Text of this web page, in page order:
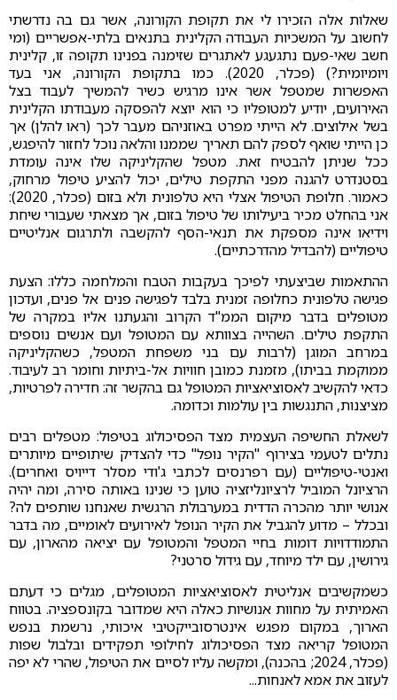
שאלות אלה הזכירו לי את תקופת הקורונה, אשר גם בה נדרשתי
לחשוב על המשכיות העבודה הקלינית בתנאים בלתי-אפשריים (ומי
חשב שאי-פעם נתגעגע לאתגרים שזימנה בפנינו תקופה זו, קלינית
ויומיומית?) (פכלר, 2020). כמו בתקופת הקורונה, אני בעד
האפשרות שמטפל אשר אינו מרגיש כשיר להמשיך לעבוד בצל
האירועים, יודיע למטופליו כי הוא יוצא להפסקה מעבודתו הקלינית
בשל אילוצים. לא הייתי מפרט באוזניהם מעבר לכך (ראו להלן) אך
כן הייתי שואף לספק להם תאריך שממנו והלאה נוכל לחזור להיפגש,
ככל שניתן להבטיח זאת. מטפל שהקליניקה שלו אינה עומדת
בסטנדרט להגנה מפני התקפת טילים, יכול להציע טיפול מרחוק,
כאמור. חלופת הטיפול אצלי היא טלפונית ולא בזום (פכלר, 2020):
אני בהחלט מכיר ביעילותו של טיפול בזום, אך מצאתי שעבורי שיחת
וידיאו אינה מספקת את תנאי-הסף להקשבה ולתרגום אנליטיים
טיפוליים (להבדיל מהדרכתיים).
ההתאמות שביצעתי לפיכך בעקבות הטבח והמלחמה כללו: הצעת
פגישה טלפונית כחלופה זמנית בלבד לפגישה פנים אל פנים, ועדכון
מטופלים בדבר מיקום הממ"ד הקרוב והגעתנו אליו במקרה של
התקפת טילים. השהייה בצוותא עם המטופל ועם אנשים נוספים
במרחב המוגן (לרבות עם בני משפחת המטפל, כשהקליניקה
ממוקמת בביתו), מזמנת כמובן חוויות אל-ביתיות וחומר רב לעיבוד.
כדאי להקשיב לאסוציאציות המטופל גם בהקשר זה: חדירה לפרטיות,
מציצנות, התנגשות בין עולמות וכדומה.
לשאלת החשיפה העצמית מצד הפסיכולוג בטיפול: מטפלים רבים
נתלים לטעמי בצירוף "הקיר נופל" כדי להצדיק שיתופיים מיותרים
ואנטי-טיפוליים (עם רפרנסים לכתבי ג'ודי מסלר דייויס ואחרים).
הרציונל המוביל לרציונליזציה טוען כי שנינו באותה סירה, ומה יהיה
אנושי יותר מהכרה הדדית במערבולת הרגשית שאנחנו שותפים לה?
ובכלל – מדוע להגביל את הקיר הנופל לאירועים לאומיים, מה בדבר
התמודדויות דומות בחיי המטפל והמטופל עם יציאה מהארון, עם
גירושין, עם ילד מיוחד, עם גידול סרטני?
כשמקשיבים אנליטית לאסוציאציות המטופלים, מגלים כי דעתם
האמיתית על מחוות אנושיות כאלה היא שמדובר בקונספציה. בטווח
הארוך, במקום מפגש אינטרסובייקטיבי איכותי, נרשמת בנפש
המטופל קריאה מצד הפסיכולוג לחילופי תפקידים ובלבול שפות
(פכלר, 2024; בהכנה), ומקשה עליו לסיים את הטיפול, שהרי לא יפה
לעזוב את אמא לאנחות...